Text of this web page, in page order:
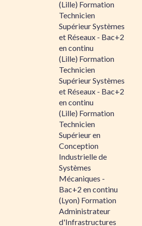
(Lille) Formation
Technicien
Supérieur Systèmes
et Réseaux - Bac+2
en continu
(Lille) Formation
Technicien
Supérieur Systèmes
et Réseaux - Bac+2
en continu
(Lille) Formation
Technicien
Supérieur en
Conception
Industrielle de
Systèmes
Mécaniques -
Bac+2 en continu
(Lyon) Formation
Administrateur
d'Infrastructures